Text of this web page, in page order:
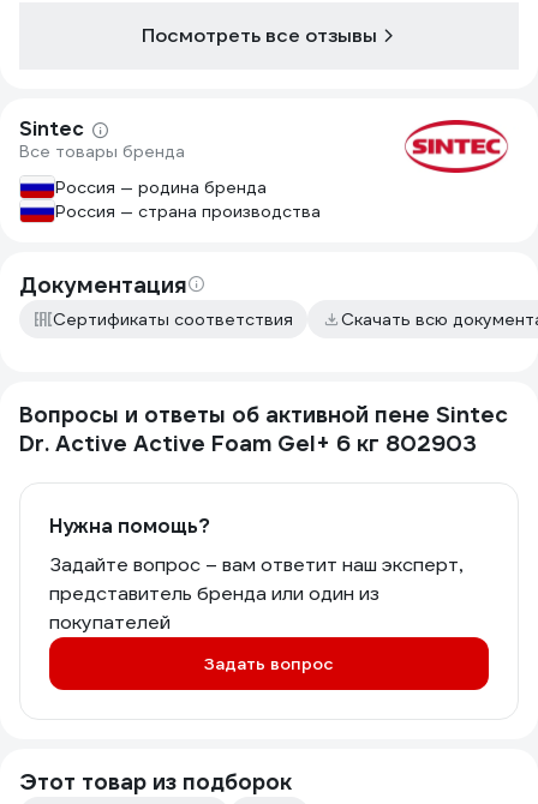
Посмотреть все отзывы
Sintec
Все товары бренда
Россия — родина бренда
Россия — страна производства
Документация
Сертификаты соответствия Скачать всю
Вопросы и ответы об активной пене Sintec
Dr. Active Active Foam Gel+ 6 кг 802903
Нужна помощь?
Задайте вопрос – вам ответит наш эксперт,
представитель бренда или один из
покупателей
Задать вопрос
Этот товар из подборок